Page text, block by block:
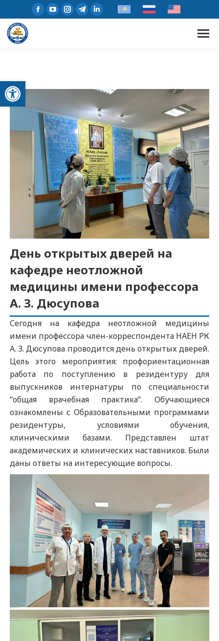
Открыть панель инструментов
День открытых дверей на
кафедре неотложной
медицины имени профессора
А. З. Дюсупова
Сегодня на кафедра неотложной медицины
имени профессора член-корреспондента НАЕН РК
А. З. Дюсупова проводится день открытых дверей.
Цель этого мероприятия: профориентационная
работа по поступлению в резидентуру для
выпускников интернатуры по специальности
“общая врачебная практика”. Обучающиеся
ознакомлены с Образовательными программами
резидентуры, условиями обучения,
клиническими базами. Представлен штат
академических и клинических наставников. Были
даны ответы на интересующие вопросы.